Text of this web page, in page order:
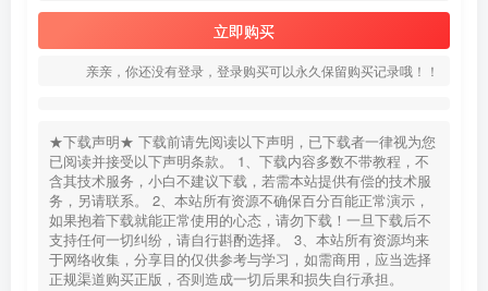
立即购买
亲亲，你还没有登录，登录购买可以永久保留购买记录哦！！
★下载声明★ 下载前请先阅读以下声明，已下载者一律视为您
已阅读并接受以下声明条款。 1、下载内容多数不带教程，不
含其技术服务，小白不建议下载，若需本站提供有偿的技术服
务，另请联系。 2、本站所有资源不确保百分百能正常演示，
如果抱着下载就能正常使用的心态，请勿下载！一旦下载后不
支持任何一切纠纷，请自行斟酌选择。 3、本站所有资源均来
于网络收集，分享目的仅供参考与学习，如需商用，应当选择
正规渠道购买正版，否则造成一切后果和损失自行承担。